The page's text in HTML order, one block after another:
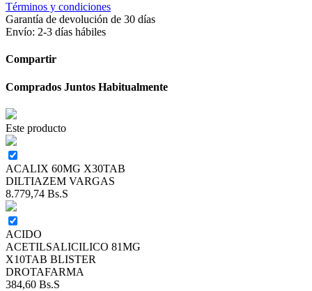
Términos y condiciones
Garantía de devolución de 30 días
Envío: 2-3 días hábiles
Compartir
Comprados Juntos Habitualmente
Este producto
ACALIX 60MG X30TAB
DILTIAZEM VARGAS
8.779,74 Bs.S
ACIDO
ACETILSALICILICO 81MG
X10TAB BLISTER
DROTAFARMA
384,60 Bs.S